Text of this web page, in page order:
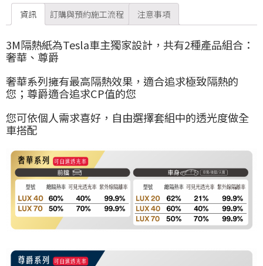
資訊 訂購與預約施工流程 注意事項
3M隔熱紙為Tesla車主獨家設計，共有2種產品組合：
奢華、尊爵
奢華系列擁有最高隔熱效果，適合追求極致隔熱的
您；尊爵適合追求CP值的您
您可依個人需求喜好，自由選擇套組中的透光度做全
車搭配